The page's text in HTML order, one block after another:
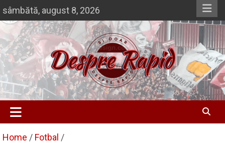
Skip
to
content
sâmbătă, august 8, 2026
Despre Rapid
Si doar … despre Rapid
Home
Fotbal